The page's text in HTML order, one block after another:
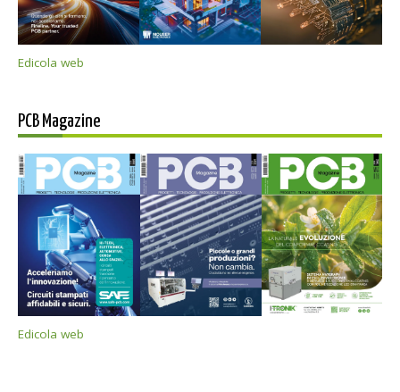
Edicola web
PCB Magazine
Edicola web